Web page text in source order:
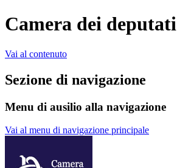
Camera dei deputati
Vai al contenuto
Sezione di navigazione
Menu di ausilio alla navigazione
Vai al menu di navigazione principale